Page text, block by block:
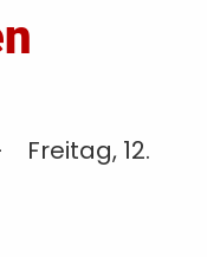
Freitag, 12.